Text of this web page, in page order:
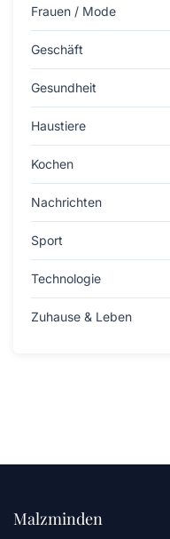
Frauen / Mode
Geschäft
Gesundheit
Haustiere
Kochen
Nachrichten
Sport
Technologie
Zuhause & Leben
Malzminden